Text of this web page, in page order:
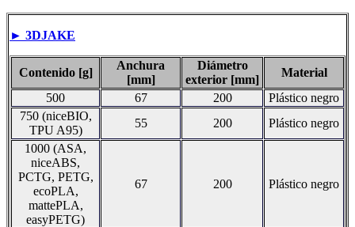
► 3DJAKE
Contenido [g]
Anchura
[mm]
Diámetro
exterior [mm]
Material
500
67 200
Plástico negro
750 (niceBIO,
TPU A95)
55 200
Plástico negro
1000 (ASA,
niceABS,
PCTG, PETG,
ecoPLA,
mattePLA,
easyPETG)
67 200 Plástico negro